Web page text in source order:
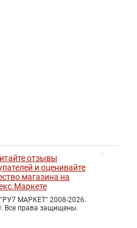
МАРКЕТ" 2008-2026.
Все права защищены.